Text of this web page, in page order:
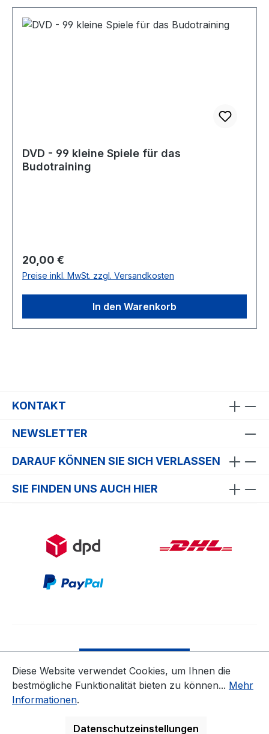
DVD - 99 kleine Spiele für das
Budotraining
Regulärer Preis:
20,00 €
Preise inkl. MwSt. zzgl. Versandkosten
In den Warenkorb
KONTAKT
NEWSLETTER
DARAUF KÖNNEN SIE SICH VERLASSEN
SIE FINDEN UNS AUCH HIER
* Alle Preise inkl. gesetzl. Mehrwertsteuer zzgl.
Diese Website verwendet Cookies, um Ihnen die
bestmögliche Funktionalität bieten zu können... Mehr
Informationen.
Datenschutzeinstellungen